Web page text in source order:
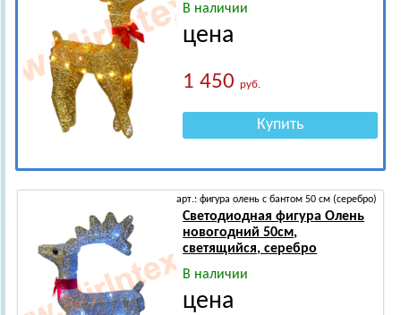
В наличии
цена
1 450руб.
Купить
арт.: фигура олень с бантом 50 см (серебро)
Светодиодная фигура Олень
новогодний 50см,
светящийся, серебро
В наличии
цена